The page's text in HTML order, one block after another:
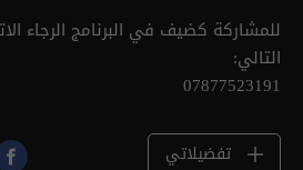
للمشاركة كضيف في البرنامج الرجاء
التالي:
07877523191
تفضيلاتي